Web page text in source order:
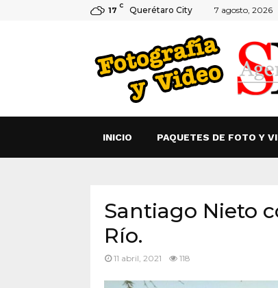
17 C Querétaro City 7 agosto, 2026
INICIO PAQUETES DE FOTO Y
Santiago Nieto
Río.
11 abril, 2021 118